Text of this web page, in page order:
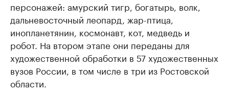
персонажей: амурский тигр, богатырь, волк,
дальневосточный леопард, жар-птица,
инопланетянин, космонавт, кот, медведь и
робот. На втором этапе они переданы для
художественной обработки в 57 художественных
вузов России, в том числе в три из Ростовской
области.